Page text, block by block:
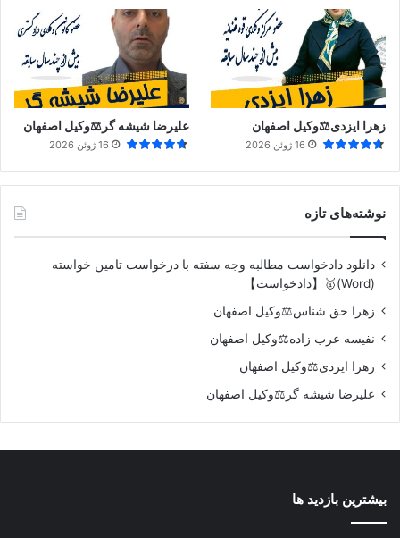
زهرا ایزدی⚖️وکیل اصفهان
16 ژوئن 2026
علیرضا شیشه گر⚖️وکیل اصفهان
16 ژوئن 2026
نوشته‌های تازه
دانلود دادخواست مطالبه وجه سفته با درخواست تامین خواسته
(Word)🥇【دادخواست】
زهرا حق شناس⚖️وکیل اصفهان
نفیسه عرب زاده⚖️وکیل اصفهان
زهرا ایزدی⚖️وکیل اصفهان
علیرضا شیشه گر⚖️وکیل اصفهان
بیشترین بازدید ها